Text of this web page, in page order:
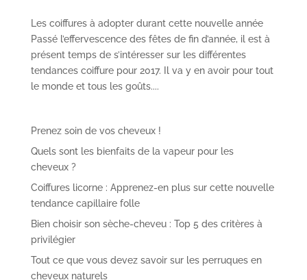
Les coiffures à adopter durant cette nouvelle année
Passé l’effervescence des fêtes de fin d’année, il est à
présent temps de s’intéresser sur les différentes
tendances coiffure pour 2017. Il va y en avoir pour tout
le monde et tous les goûts....
Prenez soin de vos cheveux !
Quels sont les bienfaits de la vapeur pour les
cheveux ?
Coiffures licorne : Apprenez-en plus sur cette nouvelle
tendance capillaire folle
Bien choisir son sèche-cheveu : Top 5 des critères à
privilégier
Tout ce que vous devez savoir sur les perruques en
cheveux naturels